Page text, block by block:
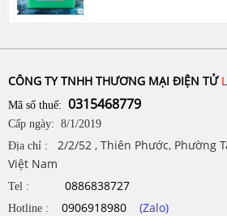
CÔNG TY TNHH THƯƠNG MẠI ĐIỆN TỬ
Mã số thuế: 0315468779
Cấp ngày: 8/1/2019
Địa chỉ : 2/2/52 , Thiên Phước, Phường
Việt Nam
Tel : 0886838727
Hotline : 0906918980 (Zalo)